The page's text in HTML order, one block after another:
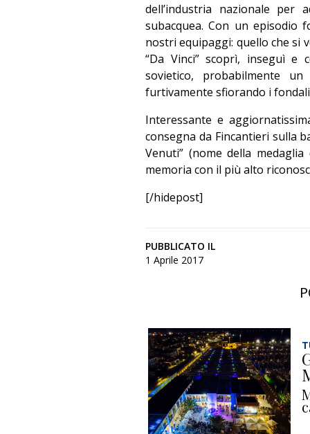
dell’industria nazionale per
subacquea. Con un episodio
nostri equipaggi: quello che si
“Da Vinci” scoprì, inseguì e
sovietico, probabilmente
furtivamente sfiorando i
Interessante e
consegna da Fincantieri sulla
Venuti” (nome della
memoria con il più alto
[/hidepost]
PUBBLICATO IL
1 Aprile 2017